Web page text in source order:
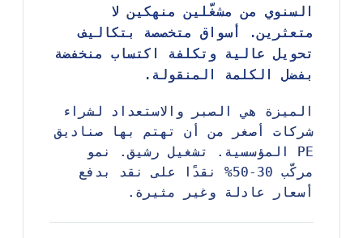
السنوي من مشغّلين منهكين لا
متعثرين. أسواق متخصصة بتكاليف
تحويل عالية وتكلفة اكتساب منخفضة
بفضل الكلمة المنقولة.
الميزة هي الصبر والاستعداد لشراء
شركات أصغر من أن تهتم بها صناديق
PE المؤسسية. تشغيل رشيق. نمو
مركّب 30-50% نقدًا على نقد بدفع
أسعار عادلة وغير مثيرة.
السنوي من مشغّلين منهكين لا
متعثرين. أسواق متخصصة بتكاليف
تحويل عالية وتكلفة اكتساب منخفضة
بفضل الكلمة المنقولة.
الميزة هي الصبر والاستعداد لشراء
شركات أصغر من أن تهتم بها صناديق
PE المؤسسية. تشغيل رشيق. نمو
مركّب 30-50% نقدًا على نقد بدفع
أسعار عادلة وغير مثيرة.